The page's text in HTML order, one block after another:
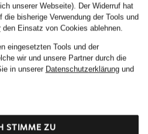
Lederjacken für Damen
unserer Webseite). Der Widerruf hat
bisherige Verwendung der Tools und
den Einsatz von Cookies ablehnen.
eingesetzten Tools und der
wir und unsere Partner durch die
in unserer Datenschutzerklärungund
STIMME ZU